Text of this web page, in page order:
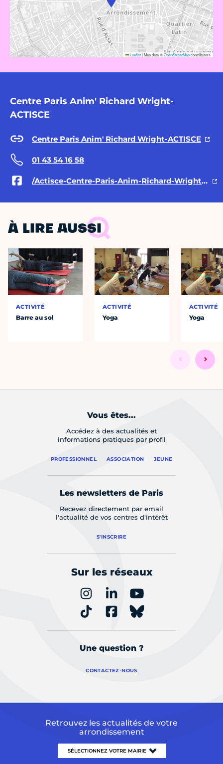
Leaflet|Map data ©OpenStreetMapcontributors
Centre Paris Anim' Richard Wright-
ACTISCE
Centre Paris Anim' Richard Wright-ACTISCE
01 43 54 16 58
/Actisce-Centre-Paris-Anim-Richard-Wright-190214624336980/
À LIRE AUSSI
ACTIVITÉ
Barre au sol
ACTIVITÉ
Yoga
ACTIVITÉ
Yoga
Vous êtes...
Accédez à des actualités et
informations pratiques par profil
PROFESSIONNEL ASSOCIATION JEUNE
Les newsletters de Paris
Recevez directement par email
l'actualité de vos centres d'intérêt
S'INSCRIRE
Sur les réseaux
Une question ?
CONTACTEZ-NOUS
Retrouvez les actualités de votre
arrondissement